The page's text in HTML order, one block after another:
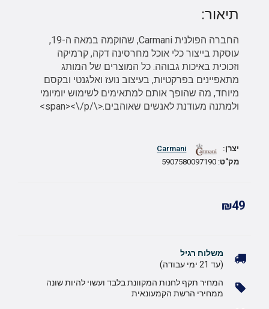
תיאור:
החברה הפולנית Carmani, שהוקמה במאה ה-19,
עוסקת בייצור כלי אוכל מחרסינה דקה, קרמיקה
וזכוכית באיכות גבוהה. כל המוצרים של המותג
מתאפיינים בפרקטיות, בעיצוב נועז ואלגנטי ובקסם
מיוחד, מה שהופך אותם למתאימים לשימוש יומיומי
ולמתנה מעודנת לאנשים שאוהבים.<\/span><\/p>
יצרן:
Carmani
מק"ט: 5907580097190
₪49
משלוח רגיל
(עד 21 ימי עבודה)
המחיר תקף לחנות המקוונת בלבד ועשוי להיות שונה
ממחירי הרשת הקמעונאית